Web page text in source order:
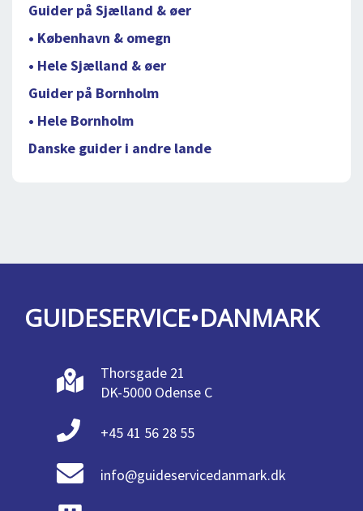
Guider på Sjælland & øer
• København & omegn
• Hele Sjælland & øer
Guider på Bornholm
• Hele Bornholm
Danske guider i andre lande
GUIDESERVICE•DANMARK
Thorsgade 21
DK-5000 Odense C
+45 41 56 28 55
info@guideservicedanmark.dk